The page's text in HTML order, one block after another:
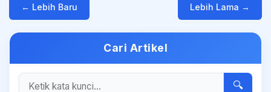
← Lebih Baru Lebih Lama →
Cari Artikel
🔍